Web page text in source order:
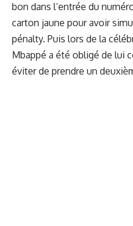
bon dans l’entrée du
carton jaune pour avoir
pénalty. Puis lors de la
Mbappé a été obligé de lui
éviter de prendre un